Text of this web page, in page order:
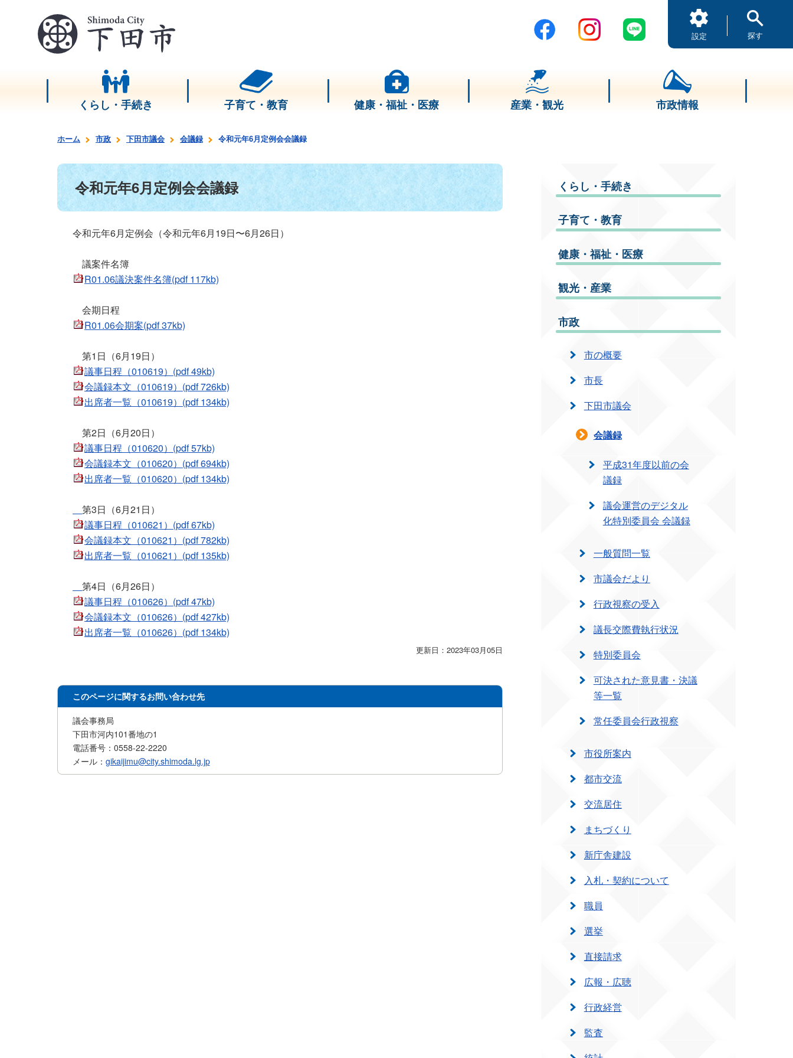
設定 探す
くらし・手続き 子育て・教育 健康・福祉・医療 産業・観光 市政情報
ホーム 市政 下田市議会 会議録 令和元年6月定例会会議録
令和元年6月定例会会議録
令和元年6月定例会（令和元年6月19日〜6月26日）
議案件名簿
R01.06議決案件名簿(pdf 117kb)
会期日程
R01.06会期案(pdf 37kb)
第1日（6月19日）
議事日程（010619）(pdf 49kb)
会議録本文（010619）(pdf 726kb)
出席者一覧（010619）(pdf 134kb)
第2日（6月20日）
議事日程（010620）(pdf 57kb)
会議録本文（010620）(pdf 694kb)
出席者一覧（010620）(pdf 134kb)
第3日（6月21日）
議事日程（010621）(pdf 67kb)
会議録本文（010621）(pdf 782kb)
出席者一覧（010621）(pdf 135kb)
第4日（6月26日）
議事日程（010626）(pdf 47kb)
会議録本文（010626）(pdf 427kb)
出席者一覧（010626）(pdf 134kb)
更新日：2023年03月05日
このページに関するお問い合わせ先
議会事務局
下田市河内101番地の1
電話番号：0558-22-2220
メール： gikaijimu@city.shimoda.lg.jp
くらし・手続き
子育て・教育
健康・福祉・医療
観光・産業
市政
市の概要
市長
下田市議会
会議録
平成31年度以前の会
議録
議会運営のデジタル
化特別委員会 会議録
一般質問一覧
市議会だより
行政視察の受入
議長交際費執行状況
特別委員会
可決された意見書・決議
等一覧
常任委員会行政視察
市役所案内
都市交流
交流居住
まちづくり
新庁舎建設
入札・契約について
職員
選挙
直接請求
広報・広聴
行政経営
監査